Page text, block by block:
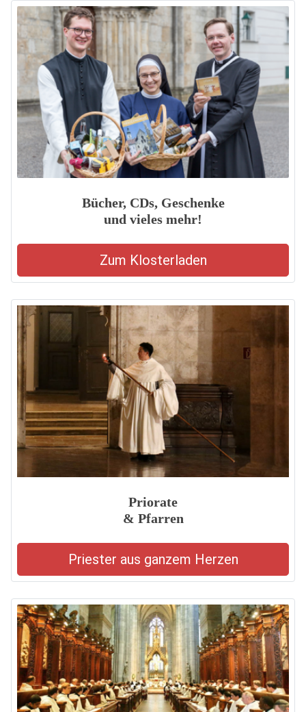
Bücher, CDs, Geschenke
und vieles mehr!
Zum Klosterladen
Priorate
& Pfarren
Priester aus ganzem Herzen